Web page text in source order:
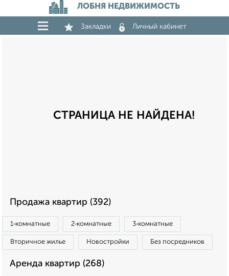
ЛОБНЯ НЕДВИЖИМОСТЬ
Закладки Личный кабинет
СТРАНИЦА НЕ НАЙДЕНА!
Продажа квартир (392)
1‑комнатные 2‑комнатные 3‑комнатные
Вторичное жилье Новостройки Без посредников
Аренда квартир (268)